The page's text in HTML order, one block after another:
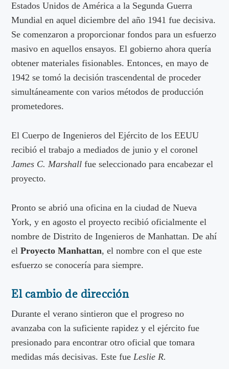
Estados Unidos de América a la Segunda Guerra
Mundial en aquel diciembre del año 1941 fue decisiva.
Se comenzaron a proporcionar fondos para un esfuerzo
masivo en aquellos ensayos. El gobierno ahora quería
obtener materiales fisionables. Entonces, en mayo de
1942 se tomó la decisión trascendental de proceder
simultáneamente con varios métodos de producción
prometedores.
El Cuerpo de Ingenieros del Ejército de los EEUU
recibió el trabajo a mediados de junio y el coronel
James C. Marshall fue seleccionado para encabezar el
proyecto.
Pronto se abrió una oficina en la ciudad de Nueva
York, y en agosto el proyecto recibió oficialmente el
nombre de Distrito de Ingenieros de Manhattan. De ahí
elProyecto Manhattan, el nombre con el que este
esfuerzo se conocería para siempre.
El cambio de dirección
Durante el verano sintieron que el progreso no
avanzaba con la suficiente rapidez y el ejército fue
presionado para encontrar otro oficial que tomara
medidas más decisivas. Este fue Leslie R.